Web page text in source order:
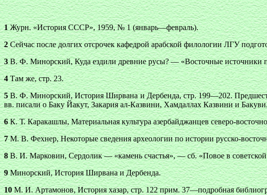
1Журн. «История СССР», 1959, № 1 (январь—февраль).
2Сейчас после долгих отсрочек кафедрой арабской филологии ЛГУ
3В. Ф. Минорский, Куда ездили древние русы? — «Восточные источники
4Там же, стр. 23.
5В. Ф. Минорский, История Ширвана и Дербенда, стр. 199—202.
вв. писали о Баку Йакут, Закария ал-Казвини, Хамдаллах Казвини и
6К. Т. Каракашлы, Материальная культура азербайджанцев северо-
7М. В. Фехнер, Некоторые сведения археологии по истории русско-
8В. И. Марковин, Сердолик — «камень счастья», — сб. «Повое в
9Минорский, История Ширвана и Дербенда.
10М. И. Артамонов, История хазар, стр. 122 прим. 37—подробная